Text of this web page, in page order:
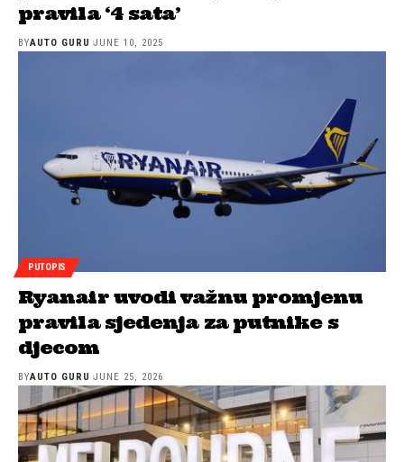
pravila ‘4 sata’
BYAUTO GURU JUNE 10, 2025
PUTOPIS
Ryanair uvodi važnu promjenu
pravila sjedenja za putnike s
djecom
BYAUTO GURU JUNE 25, 2026